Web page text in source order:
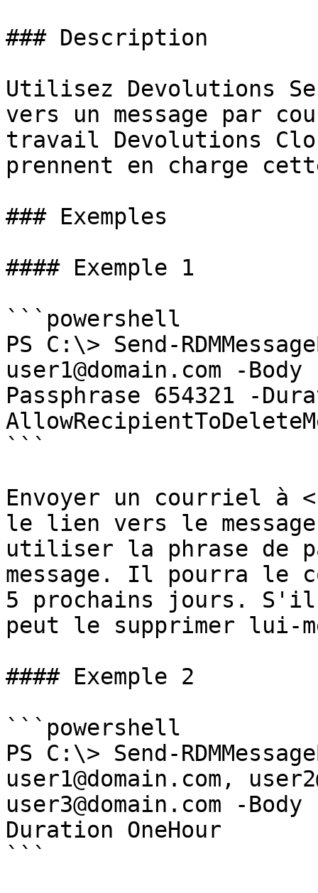
### Description
Utilisez Devolutions
vers un message par
travail Devolutions
prennent en charge
### Exemples
#### Exemple 1
```powershell
PS C:\> Send-
user1@domain.com -
Passphrase 654321 -
```
Envoyer un courriel à
le lien vers le
utiliser la phrase de
message. Il pourra le
5 prochains jours.
peut le supprimer lui-
#### Exemple 2
```powershell
PS C:\> Send-
user1@domain.com,
user3@domain.com -
Duration OneHour
```